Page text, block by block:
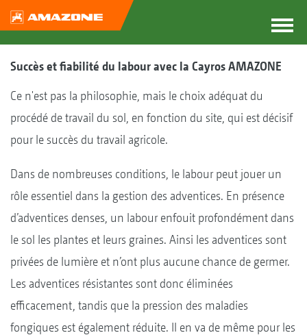
Succès et fiabilité du labour avec la Cayros AMAZONE
Ce n'est pas la philosophie, mais le choix adéquat du
procédé de travail du sol, en fonction du site, qui est décisif
pour le succès du travail agricole.
Dans de nombreuses conditions, le labour peut jouer un
rôle essentiel dans la gestion des adventices. En présence
d’adventices denses, un labour enfouit profondément dans
le sol les plantes et leurs graines. Ainsi les adventices sont
privées de lumière et n’ont plus aucune chance de germer.
Les adventices résistantes sont donc éliminées
efficacement, tandis que la pression des maladies
fongiques est également réduite. Il en va de même pour les